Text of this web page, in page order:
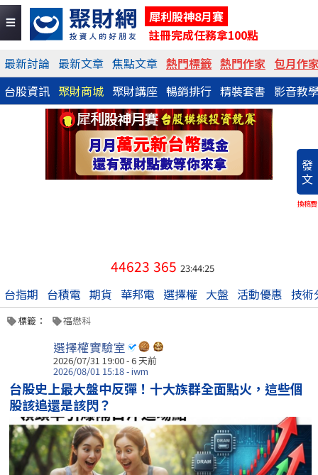
犀利股神8月賽
註冊完成任務拿100點
最新討論 最新文章 焦點文章 熱門標籤 熱門作家 包月作
台股資訊 聚財商城 聚財講座 暢銷排行 精裝套書 影音教
發
文
換稿費
44623 365 23:44:25
台指期 台積電 期貨 華邦電 選擇權 大盤 活動優惠 技術
標籤： 福懋科
選擇權實驗室
2026/07/31 19:00 - 6 天前
2026/08/01 15:18 - iwm
台股史上最大盤中反彈！十大族群全面點火，這些個
股該追還是該閃？